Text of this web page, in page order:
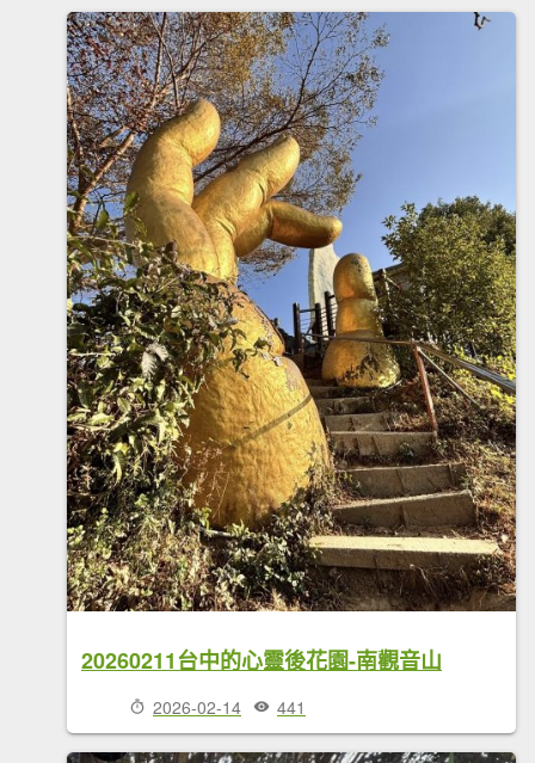
20260211台中的心靈後花園-南觀音山
2026-02-14 441